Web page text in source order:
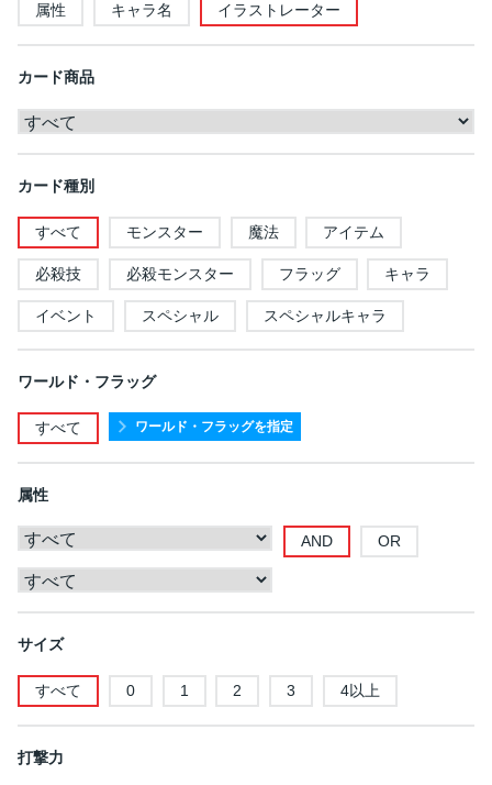
属性 キャラ名 イラストレーター
カード商品
カード種別
すべて モンスター 魔法 アイテム
必殺技 必殺モンスター フラッグ キャラ
イベント スペシャル スペシャルキャラ
ワールド・フラッグ
すべて ワールド・フラッグを指定
属性
AND OR
サイズ
すべて 0 1 2 3 4以上
打撃力